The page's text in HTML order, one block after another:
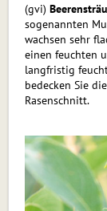
(gvi)
sogenannten
wachsen sehr
einen feuchten
langfristig
bedecken Sie
Rasenschnitt.